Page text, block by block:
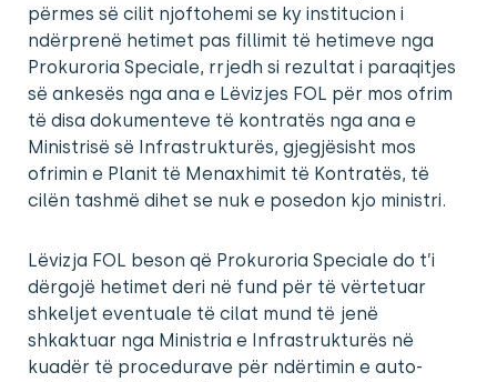
përmes së cilit njoftohemi se ky institucion i
ndërprenë hetimet pas fillimit të hetimeve nga
Prokuroria Speciale, rrjedh si rezultat i paraqitjes
së ankesës nga ana e Lëvizjes FOL për mos ofrim
të disa dokumenteve të kontratës nga ana e
Ministrisë së Infrastrukturës, gjegjësisht mos
ofrimin e Planit të Menaxhimit të Kontratës, të
cilën tashmë dihet se nuk e posedon kjo ministri.
Lëvizja FOL beson që Prokuroria Speciale do t’i
dërgojë hetimet deri në fund për të vërtetuar
shkeljet eventuale të cilat mund të jenë
shkaktuar nga Ministria e Infrastrukturës në
kuadër të procedurave për ndërtimin e auto-